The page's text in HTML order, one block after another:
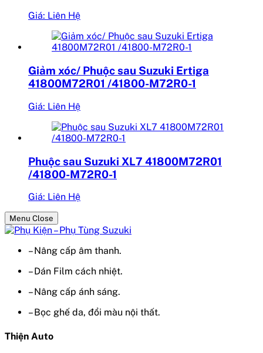
Giá: Liên Hệ
Giảm xóc/ Phuộc sau Suzuki Ertiga
41800M72R01 /41800-M72R0-1
Giá: Liên Hệ
Phuộc sau Suzuki XL7 41800M72R01
/41800-M72R0-1
Giá: Liên Hệ
Menu Close
– Nâng cấp âm thanh.
– Dán Film cách nhiệt.
– Nâng cấp ánh sáng.
– Bọc ghế da, đổi màu nội thất.
Thiện Auto